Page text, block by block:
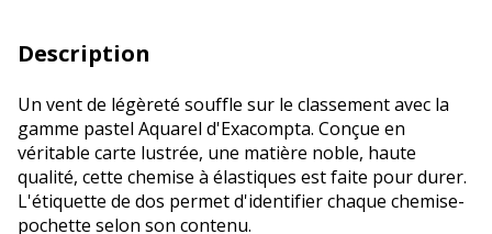
Description
Un vent de légèreté souffle sur le classement avec la
gamme pastel Aquarel d'Exacompta. Conçue en
véritable carte lustrée, une matière noble, haute
qualité, cette chemise à élastiques est faite pour durer.
L'étiquette de dos permet d'identifier chaque chemise-
pochette selon son contenu.